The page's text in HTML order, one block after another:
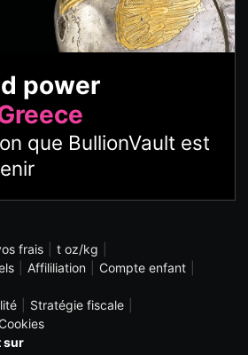
power
que BullionVault est
frais
t oz/kg
Affililiation
Compte enfant
Stratégie fiscale
Cookies
sur